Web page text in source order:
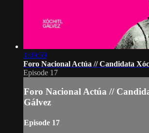
1:09:59
Foro Nacional Actúa // Candidata
Episode 17
Foro Nacional Actúa //
Gálvez
Episode 17